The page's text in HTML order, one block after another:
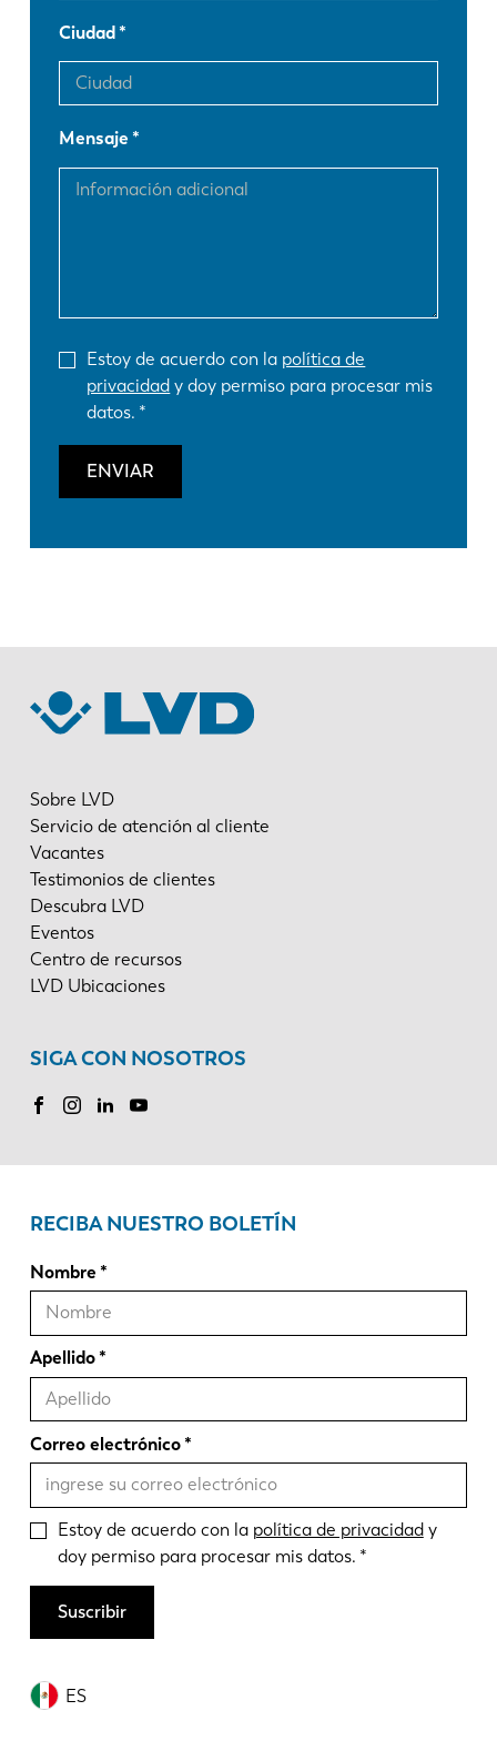
Ciudad
Mensaje
Estoy de acuerdo con la política de
privacidad y doy permiso para procesar mis
datos.
ENVIAR
Sobre LVD
Servicio de atención al cliente
Vacantes
Testimonios de clientes
Descubra LVD
Eventos
Centro de recursos
LVD Ubicaciones
SIGA CON NOSOTROS
ES
RECIBA NUESTRO BOLETÍN
Nombre
Apellido
Correo electrónico
Estoy de acuerdo con la política de privacidad y
doy permiso para procesar mis datos.
Suscribir